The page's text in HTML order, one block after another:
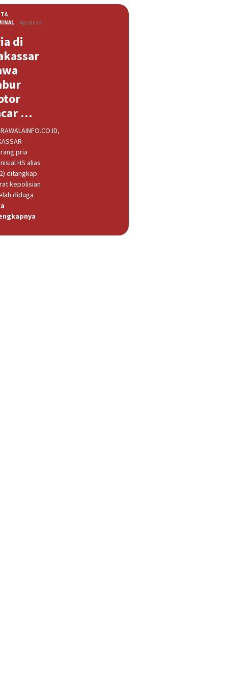
,
Agustus 4,
di
…
pria
HS alias
ditangkap
kepolisian
diduga